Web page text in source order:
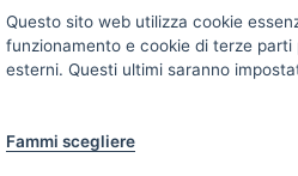
del POR Puglia 2014/2020 -
Questo sito web utilizza cookie
funzionamento e cookie di terze
esterni. Questi ultimi saranno
Fammi scegliere